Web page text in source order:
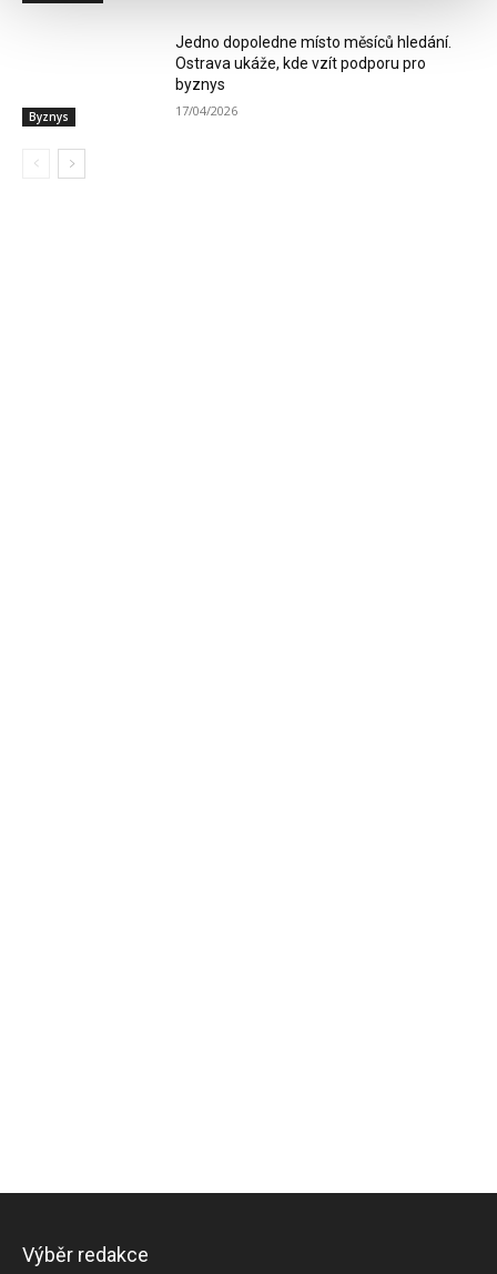
Byznys
Jedno dopoledne místo měsíců hledání.
Ostrava ukáže, kde vzít podporu pro
byznys
17/04/2026
Výběr redakce